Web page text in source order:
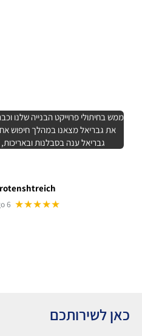
ממש בחיתולי פרוייקט הבנייה שלנו
את גבריאל מצאנו במהלך חיפוש
גבריאל ענה בסבלנות
★★★★★
6 months ago
כאן לשירותכם